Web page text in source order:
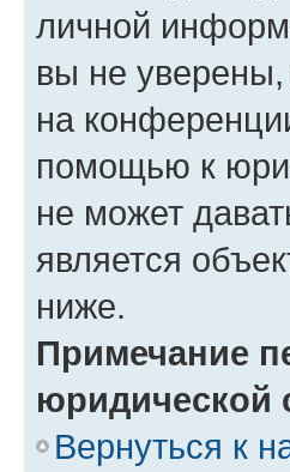
личной
вы не
на
помощью к
не может
является
ниже.
Примечание
юридической
Вернуться к